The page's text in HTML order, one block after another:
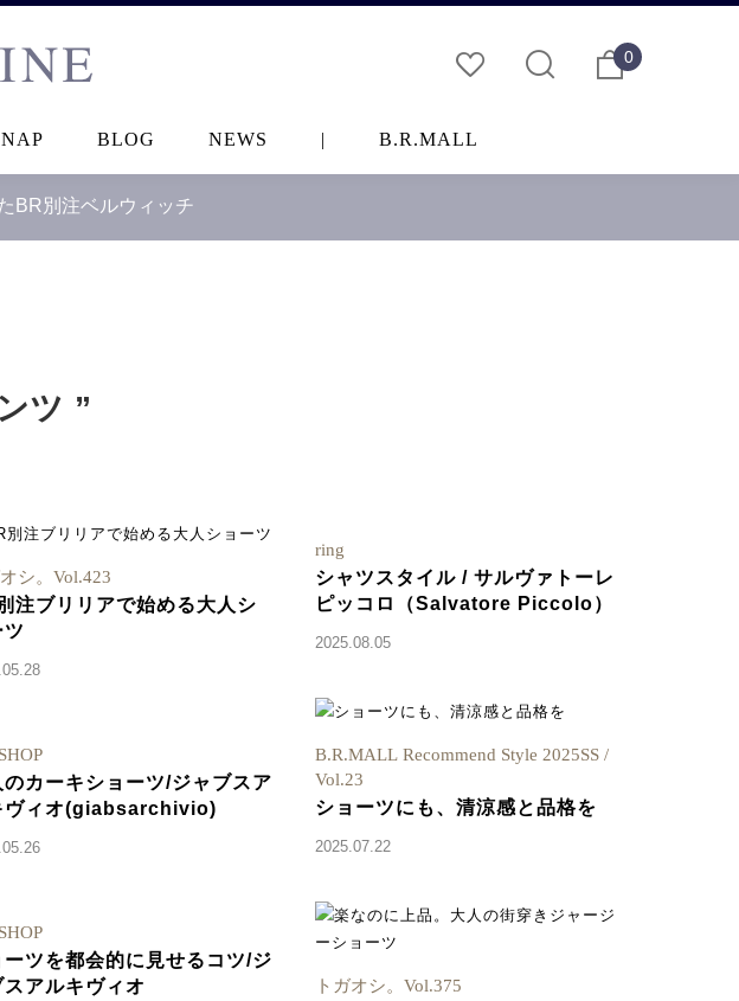
0
BLOG NEWS | B.R.MALL
BR別注ベルウィッチ
ツ ”
オシ。Vol.423
注ブリリアで始める大人シ
ツ
のカーキショーツ/ジャブスア
ヴィオ(giabsarchivio)
ーツを都会的に見せるコツ/ジ
スアルキヴィオ
ring
シャツスタイル / サルヴァトーレ
ピッコロ（Salvatore Piccolo）
2025.08.05
B.R.MALL Recommend Style 2025SS /
Vol.23
ショーツにも、清涼感と品格を
2025.07.22
トガオシ。Vol.375